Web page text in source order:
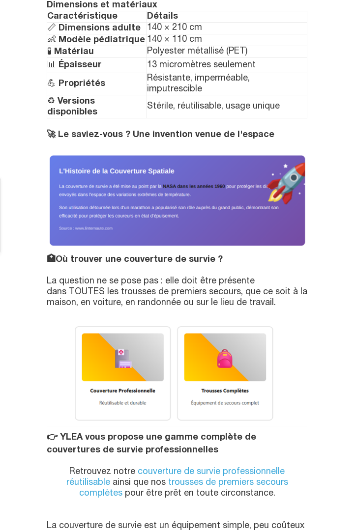
Dimensions et matériaux
Caractéristique
Détails
📏 Dimensions adulte
140 × 210 cm
👶 Modèle pédiatrique 140 × 110 cm
🧪 Matériau
Polyester métallisé (PET)
📊 Épaisseur 13 micromètres seulement
💪 Propriétés
Résistante, imperméable,
imputrescible
♻️ Versions
disponibles
Stérile, réutilisable, usage unique
🚀Le saviez-vous ? Une invention venue de l'espace
🏥Où trouver une couverture de survie ?
La question ne se pose pas : elle doit être présente
dans TOUTES les trousses de premiers secours, que ce soit à la
maison, en voiture, en randonnée ou sur le lieu de travail.
👉YLEA vous propose une gamme complète de
couvertures de survie professionnelles
Retrouvez notre couverture de survie professionnelle
réutilisableainsi que nos trousses de premiers secours
complètespour être prêt en toute circonstance.
La couverture de survie est un équipement simple, peu coûteux